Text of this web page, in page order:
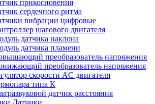
прикосновения
сердечного ритма
вибрации цифровые
шагового двигателя
датчика наклона
датчика пламени
преобразователь напряжения
преобразователь напряжения
скорости AC двигателя
типа К
датчик расстояния
Датчики